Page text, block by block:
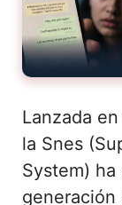
Lanzada
la Snes
System) ha
generación